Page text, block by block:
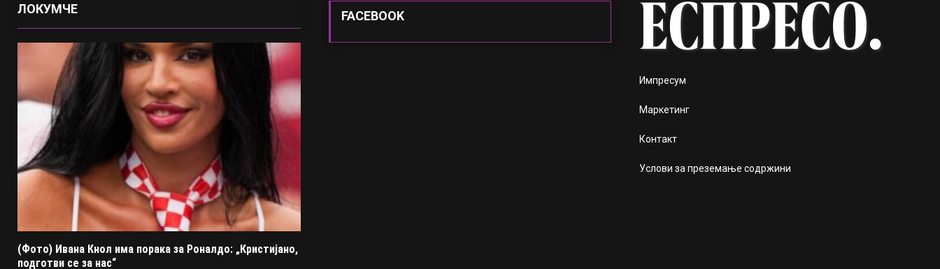
ЛОКУМЧЕ
(Фото) Ивана Кнол има порака за Роналдо: „Кристијано,
подготви се за нас“
FACEBOOK
Импресум
Маркетинг
Контакт
Услови за преземање содржини